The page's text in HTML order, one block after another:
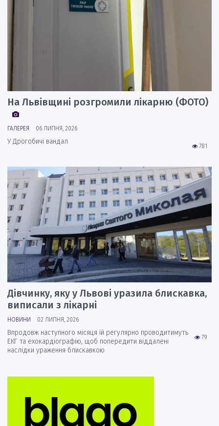
На Львівщині розгромили лікарню (ФОТО)
ГАЛЕРЕЯ 06 ЛИПНЯ, 2026
781
У Дрогобичі вандал
Дівчинку, яку у Львові уразила блискавка,
виписали з лікарні
НОВИНИ 02 ЛИПНЯ, 2026
79
Впродовж наступного місяця їй регулярно проводитимуть
ЕКГ та ехокардіографію, щоб попередити віддалені
наслідки ураження блискавкою